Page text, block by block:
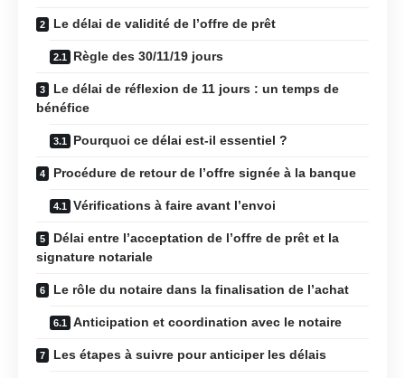
Le délai de validité de l’offre de prêt
Règle des 30/11/19 jours
Le délai de réflexion de 11 jours : un temps de
bénéfice
Pourquoi ce délai est-il essentiel ?
Procédure de retour de l’offre signée à la banque
Vérifications à faire avant l’envoi
Délai entre l’acceptation de l’offre de prêt et la
signature notariale
Le rôle du notaire dans la finalisation de l’achat
Anticipation et coordination avec le notaire
Les étapes à suivre pour anticiper les délais